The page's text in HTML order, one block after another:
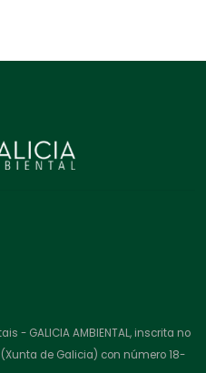
- GALICIA AMBIENTAL, inscrita no
de Galicia) con número 18-